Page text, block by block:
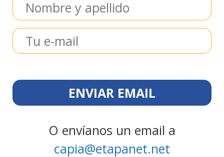
O envíanos un email a
capia@etapanet.net